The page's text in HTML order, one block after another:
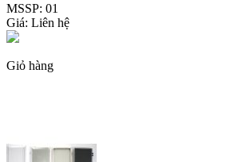
MSSP: 01
Giá: Liên hệ
Giỏ hàng